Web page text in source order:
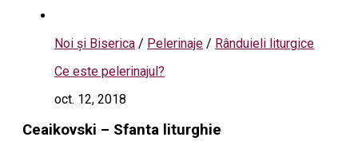
Noi și Biserica / Pelerinaje / Rânduieli liturgice
Ce este pelerinajul?
oct. 12, 2018
Ceaikovski – Sfanta liturghie